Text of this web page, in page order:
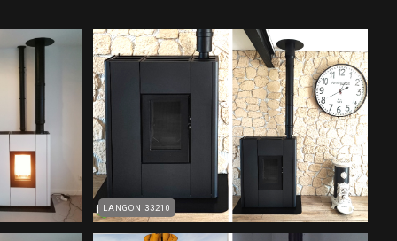
À
Installation D'un Poêle
À Granulés De Bois
Brisach Isola Par Notre
Société Qualifiée RGE
LANGON 33210